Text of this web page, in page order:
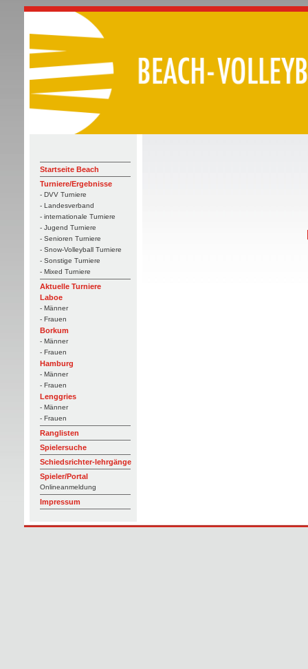
Startseite Beach
Turniere/Ergebnisse
- DVV Turniere
- Landesverband
- internationale Turniere
- Jugend Turniere
- Senioren Turniere
- Snow-Volleyball Turniere
- Sonstige Turniere
- Mixed Turniere
Aktuelle Turniere
Laboe
- Männer
- Frauen
Borkum
- Männer
- Frauen
Hamburg
- Männer
- Frauen
Lenggries
- Männer
- Frauen
Ranglisten
Spielersuche
Schiedsrichter-lehrgänge
Spieler/Portal
Onlineanmeldung
Impressum